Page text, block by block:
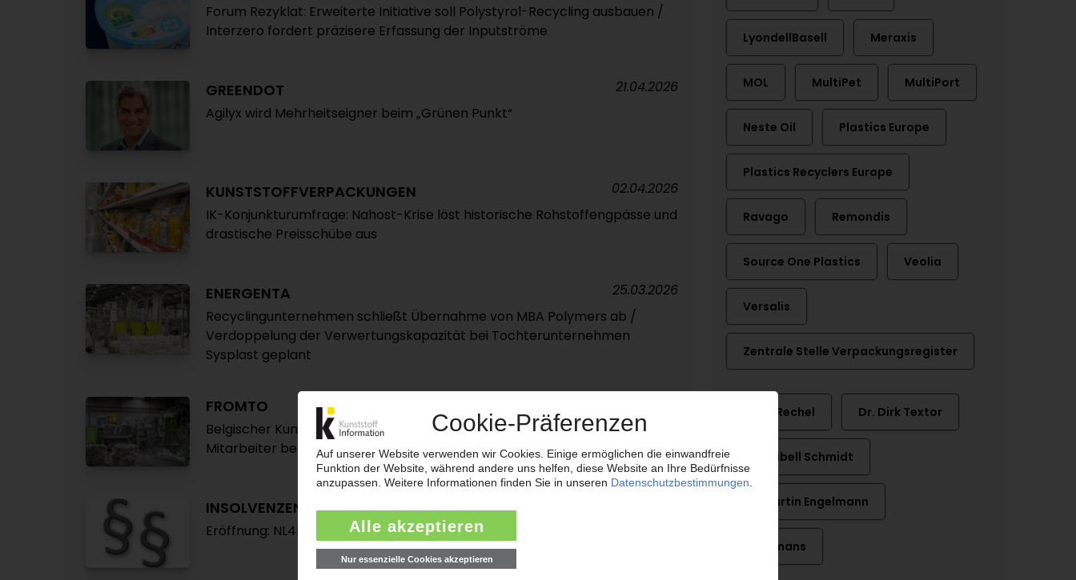
Forum Rezyklat: Erweiterte Initiative soll Polystyrol-Recycling ausbauen /
Interzero fordert präzisere Erfassung der Inputströme
GREENDOT
Agilyx wird Mehrheitseigner beim „Grünen Punkt“
21.04.2026
KUNSTSTOFFVERPACKUNGEN
IK-Konjunkturumfrage: Nahost-Krise löst historische Rohstoffengpässe und
drastische Preisschübe aus
02.04.2026
ENERGENTA
Recyclingunternehmen schließt Übernahme von MBA Polymers ab /
Verdoppelung der Verwertungskapazität bei Tochterunternehmen
Sysplast geplant
25.03.2026
FROMTO
Belgischer Kunststoffrecycler stellt Aktivitäten in Houthalen ein / 30
Mitarbeiter betroffen
INSOLVENZEN
Eröffnung: NL4P Compounding GmbH
LyondellBasell Meraxis
MOL MultiPet MultiPort
Neste Oil Plastics Europe
Plastics Recyclers Europe
Ravago Remondis
Source One Plastics Veolia
Versalis
Zentrale Stelle Verpackungsregister
Björn Rechel Dr. Dirk Textor
Dr. Isabell Schmidt
Dr. Martin Engelmann
Ton Emans